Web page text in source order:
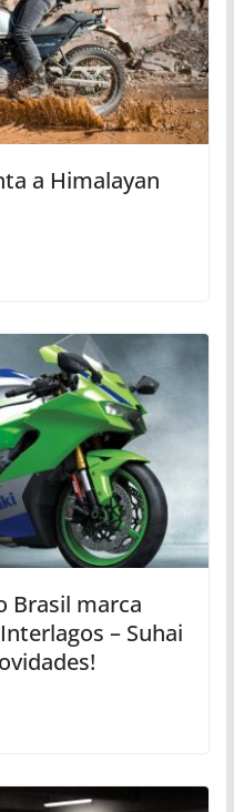
a Himalayan
Brasil marca
– Suhai